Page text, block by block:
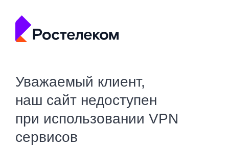
Уважаемый клиент,
наш сайт недоступен
при использовании VPN
сервисов